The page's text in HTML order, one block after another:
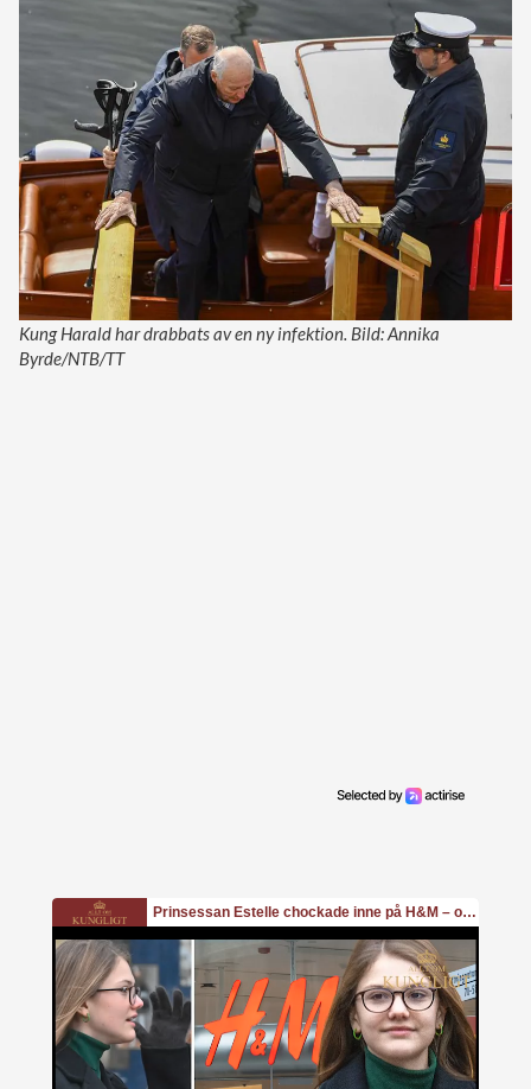
Kung Harald har drabbats av en ny infektion. Bild: Annika
Byrde/NTB/TT